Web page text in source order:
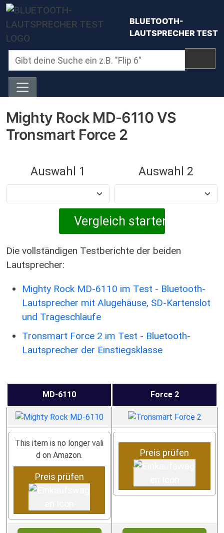
Direkt zum Inhalt
BLUETOOTH-
LAUTSPRECHER TEST
Mighty Rock MD-6110 VS
Tronsmart Force 2
Auswahl 1 Auswahl 2
Die vollständigen Testberichte der beiden
Lautsprecher:
Mighty Rock MD-6110 im Test - Bluetooth-
Lautsprecher mit Alugehäuse, SD-Kartenslot
und Trageschlaufe
Tronsmart Force 2 im Test - Bluetooth-
Lautsprecher der Einstiegsklasse
MD-6110 Force 2
This item is no longer vali
d on Amazon.
Preis prüfen
Preis prüfen